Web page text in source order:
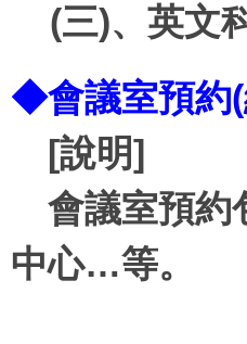
(三)、英文
◆會議室預約
[說明]
會議室預約
中心…等。